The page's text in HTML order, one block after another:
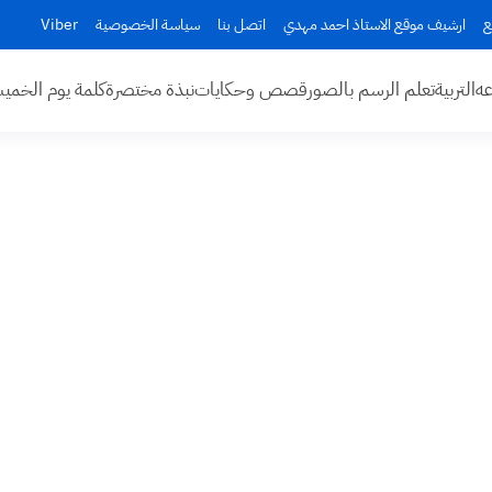
ارشيف موقع الاستاذ احمد مهدي اتصل بنا سياسة الخصوصية Viber
التربيةتعلم الرسم بالصورقصص وحكاياتنبذة مختصرةكلمة يوم